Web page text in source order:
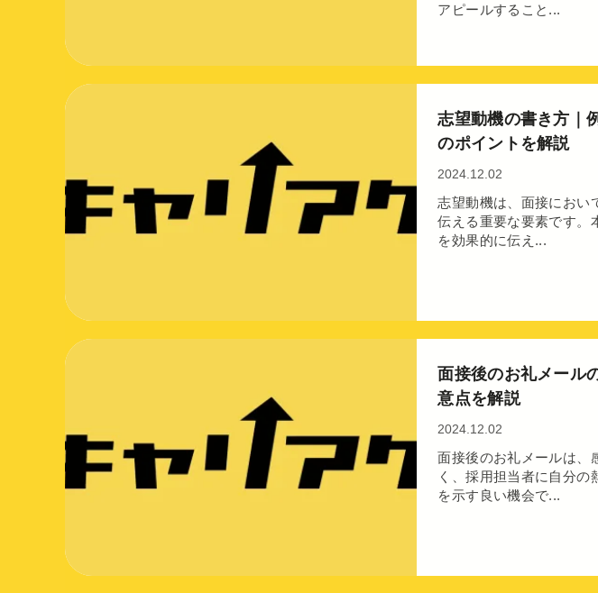
アピールすること...
志望動機の書き方｜
のポイントを解説
2024.12.02
志望動機は、面接におい
伝える重要な要素です。
を効果的に伝え...
面接後のお礼メール
意点を解説
2024.12.02
面接後のお礼メールは、
く、採用担当者に自分の
を示す良い機会で...